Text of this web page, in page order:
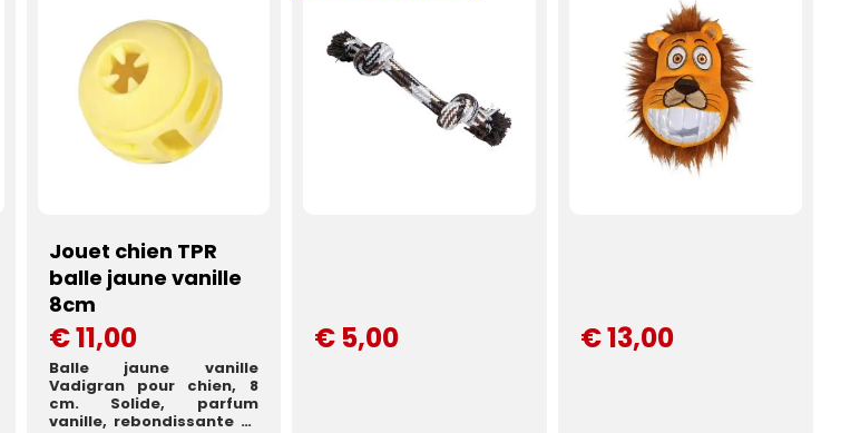
Jouet chien TPR
balle jaune vanille
8cm
€ 11,00
Balle jaune vanille
Vadigran pour chien, 8
cm. Solide, parfum
vanille, rebondissante et
€ 5,00 € 13,00